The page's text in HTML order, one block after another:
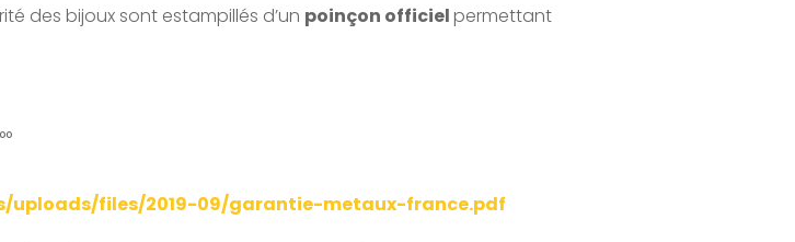
des bijoux sont estampillés d’un poinçon officielpermettant
files/2019-09/garantie-metaux-france.pdf